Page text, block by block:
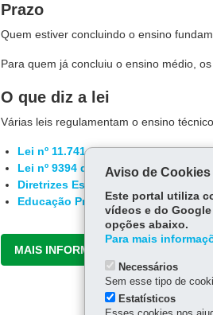
Prazo
Quem estiver concluindo o ensino
Para quem já concluiu o ensino médio,
O que diz a lei
Várias leis regulamentam o ensino
Lei nº 11.741 de 2008
Lei nº 9394 de 1996
Diretrizes Estaduais da Educação
Educação Profissional - Editais
MAIS INFORMAÇÕES
Aviso de Cookies
Este portal utiliza
vídeos e do
opções abaixo.
Para mais
Necessários
Sem esse tipo de
Estatísticos